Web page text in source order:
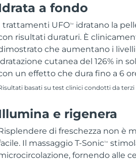
a fondo
trattamenti UFOTM
idratano la
risultati duraturi. È
che aumentano i
cutanea del 126% in
un effetto che dura fino a 6
basati su test clinici condotti da terzi
e rigenera
di freschezza non è
Il massaggio T-SonicTM
fornendo alle